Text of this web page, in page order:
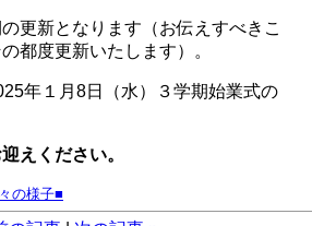
更新となります（お伝えすべきこ
都度更新いたします）。
年１月8日（水）３学期始業式の
えください。
の様子■